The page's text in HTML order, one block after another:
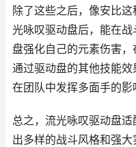
除了这些之后，像安比
光咏叹驱动盘后，能在
盘强化自己的元素伤害
通过驱动盘的其他技能效
在团队中发挥多面手的影
总之，流光咏叹驱动盘
出多样的战斗风格和强